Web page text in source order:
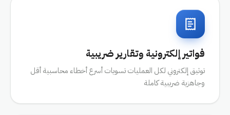
فواتير إلكترونية وتقارير ضريبية
توثيق إلكتروني لكل العمليات تسويات أسرع أخطاء محاسبية أقل
وجاهزية ضريبية كاملة